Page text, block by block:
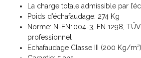
La charge totale admissible par
Poids d’échafaudage: 274 Kg
Norme: N-EN1004-3, EN 1298,
professionnel
Echafaudage Classe III (200 Kg/m²)